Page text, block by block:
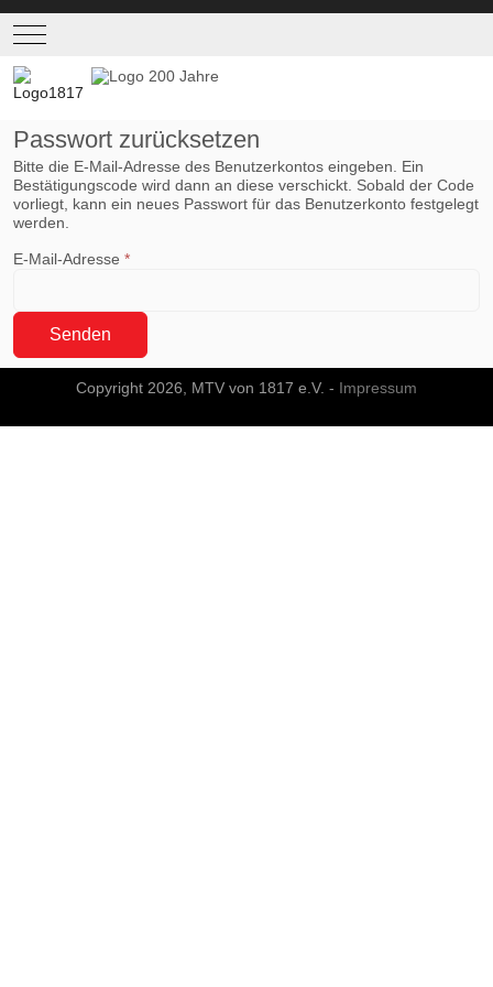
Mobile Menu Toggle
Passwort zurücksetzen
Bitte die E-Mail-Adresse des Benutzerkontos eingeben. Ein
Bestätigungscode wird dann an diese verschickt. Sobald der Code
vorliegt, kann ein neues Passwort für das Benutzerkonto festgelegt
werden.
E-Mail-Adresse *
Senden
Copyright 2026, MTV von 1817 e.V. - Impressum